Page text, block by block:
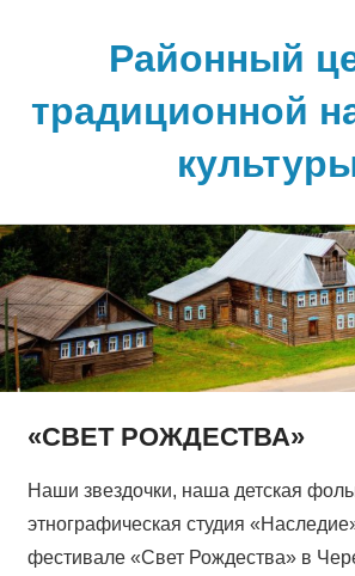
Районный
традиционной
«СВЕТ РОЖДЕСТВА»
Наши звездочки, наша детская
этнографическая студия
фестивале «Свет Рождества» в